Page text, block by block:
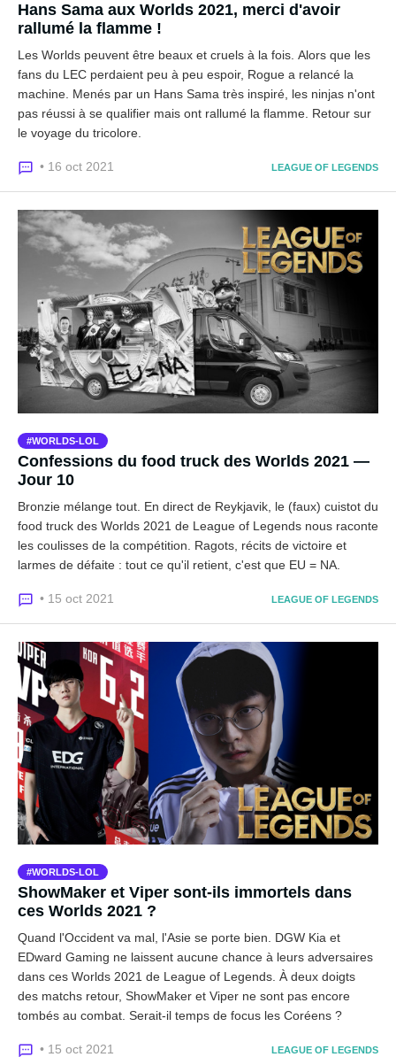
Hans Sama aux Worlds 2021, merci d'avoir
rallumé la flamme !
Les Worlds peuvent être beaux et cruels à la fois. Alors que les
fans du LEC perdaient peu à peu espoir, Rogue a relancé la
machine. Menés par un Hans Sama très inspiré, les ninjas n'ont
pas réussi à se qualifier mais ont rallumé la flamme. Retour sur
le voyage du tricolore.
• 16 oct 2021 LEAGUE OF LEGENDS
WORLDS-LOL
Confessions du food truck des Worlds 2021 —
Jour 10
Bronzie mélange tout. En direct de Reykjavik, le (faux) cuistot du
food truck des Worlds 2021 de League of Legends nous raconte
les coulisses de la compétition. Ragots, récits de victoire et
larmes de défaite : tout ce qu'il retient, c'est que EU = NA.
• 15 oct 2021 LEAGUE OF LEGENDS
WORLDS-LOL
ShowMaker et Viper sont-ils immortels dans
ces Worlds 2021 ?
Quand l'Occident va mal, l'Asie se porte bien. DGW Kia et
EDward Gaming ne laissent aucune chance à leurs adversaires
dans ces Worlds 2021 de League of Legends. À deux doigts
des matchs retour, ShowMaker et Viper ne sont pas encore
tombés au combat. Serait-il temps de focus les Coréens ?
• 15 oct 2021 LEAGUE OF LEGENDS